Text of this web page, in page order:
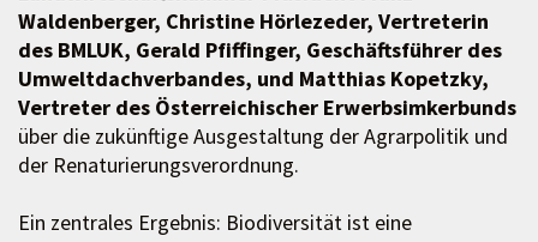
Waldenberger, Christine Hörlezeder, Vertreterin
des BMLUK, Gerald Pfiffinger, Geschäftsführer des
Umweltdachverbandes, und Matthias Kopetzky,
Vertreter des Österreichischer Erwerbsimkerbunds
über die zukünftige Ausgestaltung der Agrarpolitik und
der Renaturierungsverordnung.
Ein zentrales Ergebnis: Biodiversität ist eine